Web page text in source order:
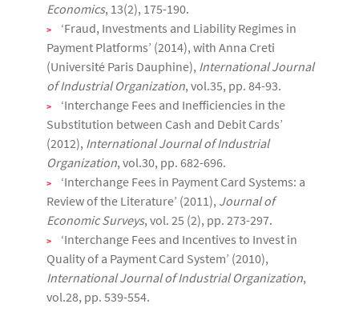
Economics, 13(2), 175-190.
‘Fraud, Investments and Liability Regimes in
Payment Platforms’ (2014), with Anna Creti
(Université Paris Dauphine), International Journal
of Industrial Organization, vol.35, pp. 84-93.
‘Interchange Fees and Inefficiencies in the
Substitution between Cash and Debit Cards’
(2012), International Journal of Industrial
Organization, vol.30, pp. 682-696.
‘Interchange Fees in Payment Card Systems: a
Review of the Literature’ (2011), Journal of
Economic Surveys, vol. 25 (2), pp. 273-297.
‘Interchange Fees and Incentives to Invest in
Quality of a Payment Card System’ (2010),
International Journal of Industrial Organization,
vol.28, pp. 539-554.